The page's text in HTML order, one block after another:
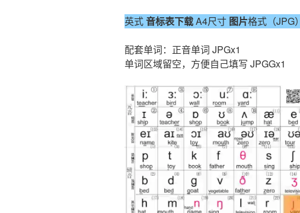
英式音标表下载A4尺寸 图片格式（JPG
配套单词：正音单词 JPGx1
单词区域留空，方便自己填写 JPGGx1